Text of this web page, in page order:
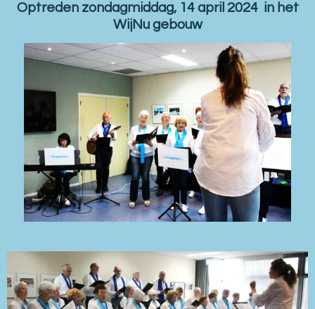
Optreden zondagmiddag, 14 april 2024 in het
WijNu gebouw